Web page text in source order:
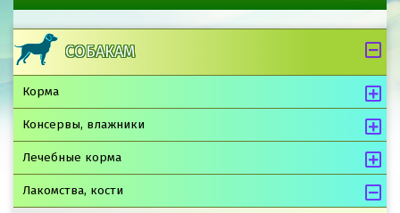
СОБАКАМ
Корма
Консервы, влажники
Лечебные корма
Лакомства, кости